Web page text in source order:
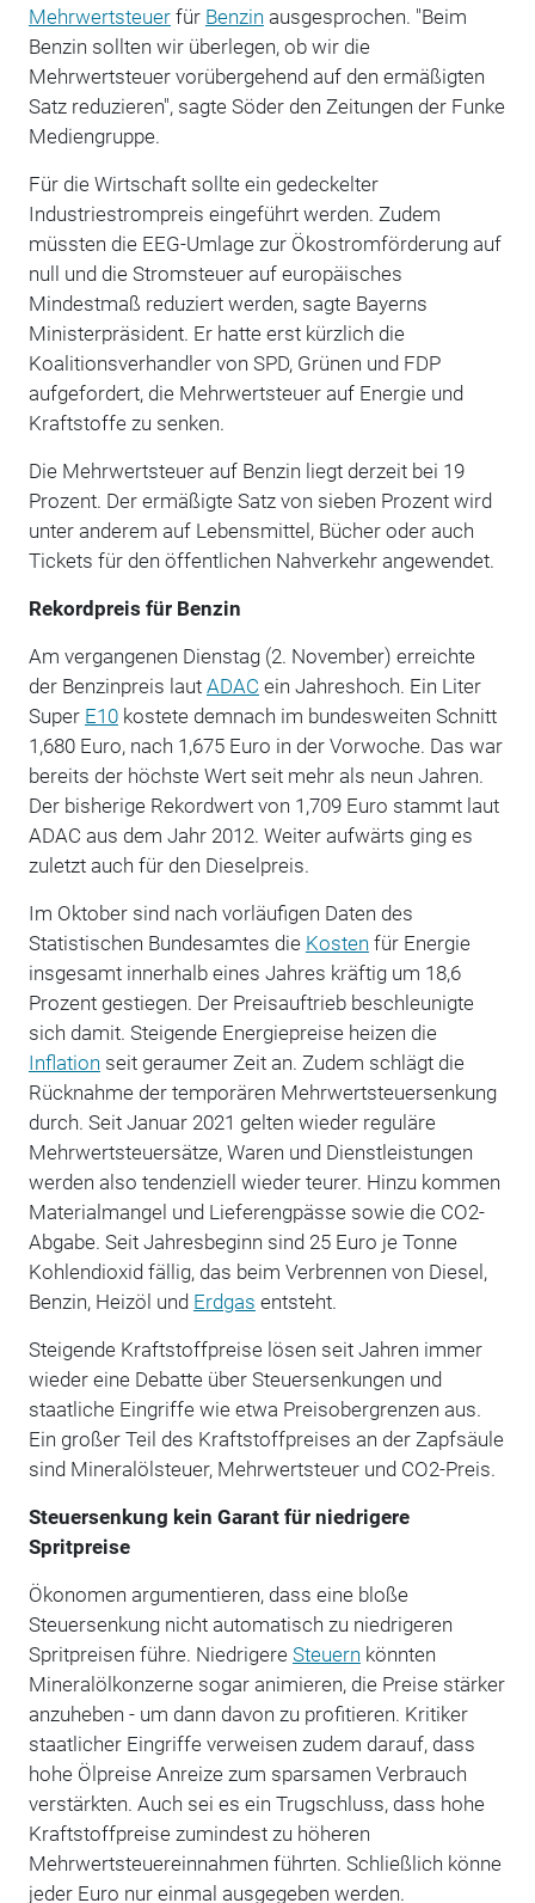
Mehrwertsteuerfür Benzin ausgesprochen. "Beim
Benzin sollten wir überlegen, ob wir die
Mehrwertsteuer vorübergehend auf den ermäßigten
Satz reduzieren", sagte Söder den Zeitungen der Funke
Mediengruppe.
Für die Wirtschaft sollte ein gedeckelter
Industriestrompreis eingeführt werden. Zudem
müssten die EEG-Umlage zur Ökostromförderung auf
null und die Stromsteuer auf europäisches
Mindestmaß reduziert werden, sagte Bayerns
Ministerpräsident. Er hatte erst kürzlich die
Koalitionsverhandler von SPD, Grünen und FDP
aufgefordert, die Mehrwertsteuer auf Energie und
Kraftstoffe zu senken.
Die Mehrwertsteuer auf Benzin liegt derzeit bei 19
Prozent. Der ermäßigte Satz von sieben Prozent wird
unter anderem auf Lebensmittel, Bücher oder auch
Tickets für den öffentlichen Nahverkehr angewendet.
Rekordpreis für Benzin
Am vergangenen Dienstag (2. November) erreichte
der Benzinpreis laut ADAC ein Jahreshoch. Ein Liter
Super E10kostete demnach im bundesweiten Schnitt
1,680 Euro, nach 1,675 Euro in der Vorwoche. Das war
bereits der höchste Wert seit mehr als neun Jahren.
Der bisherige Rekordwert von 1,709 Euro stammt laut
ADAC aus dem Jahr 2012. Weiter aufwärts ging es
zuletzt auch für den Dieselpreis.
Im Oktober sind nach vorläufigen Daten des
Statistischen Bundesamtes die Kosten für Energie
insgesamt innerhalb eines Jahres kräftig um 18,6
Prozent gestiegen. Der Preisauftrieb beschleunigte
sich damit. Steigende Energiepreise heizen die
Inflation seit geraumer Zeit an. Zudem schlägt die
Rücknahme der temporären Mehrwertsteuersenkung
durch. Seit Januar 2021 gelten wieder reguläre
Mehrwertsteuersätze, Waren und Dienstleistungen
werden also tendenziell wieder teurer. Hinzu kommen
Materialmangel und Lieferengpässe sowie die CO2-
Abgabe. Seit Jahresbeginn sind 25 Euro je Tonne
Kohlendioxid fällig, das beim Verbrennen von Diesel,
Benzin, Heizöl und Erdgas entsteht.
Steigende Kraftstoffpreise lösen seit Jahren immer
wieder eine Debatte über Steuersenkungen und
staatliche Eingriffe wie etwa Preisobergrenzen aus.
Ein großer Teil des Kraftstoffpreises an der Zapfsäule
sind Mineralölsteuer, Mehrwertsteuer und CO2-Preis.
Steuersenkung kein Garant für niedrigere
Spritpreise
Ökonomen argumentieren, dass eine bloße
Steuersenkung nicht automatisch zu niedrigeren
Spritpreisen führe. Niedrigere Steuern könnten
Mineralölkonzerne sogar animieren, die Preise stärker
anzuheben - um dann davon zu profitieren. Kritiker
staatlicher Eingriffe verweisen zudem darauf, dass
hohe Ölpreise Anreize zum sparsamen Verbrauch
verstärkten. Auch sei es ein Trugschluss, dass hohe
Kraftstoffpreise zumindest zu höheren
Mehrwertsteuereinnahmen führten. Schließlich könne
jeder Euro nur einmal ausgegeben werden.